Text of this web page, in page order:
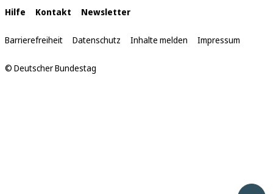
Interne
Links
Hilfe Kontakt Newsletter
Barrierefreiheit Datenschutz Inhalte melden Impressum
© Deutscher Bundestag